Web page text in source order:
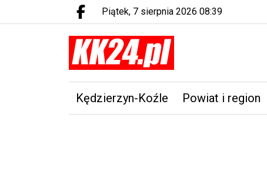
Facebook.com
piątek, 7 sierpnia 2026 08:39
Kędzierzyn-Koźle Powiat i region